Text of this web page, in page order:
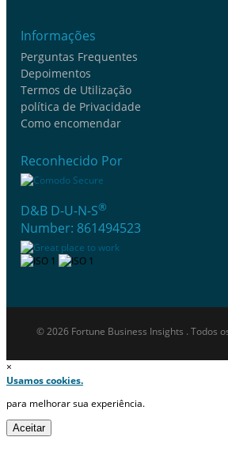
Informações
Perguntas Frequentes
Depoimentos
Termos de Utilização
política de Privacidade
Como encomendar
Reconhecido Por
D&B D-U-N-S®
Number: 861494523
© 2026 Fortune Business Insights . Todos
×
Usamos cookies.
para melhorar sua experiência.
Aceitar